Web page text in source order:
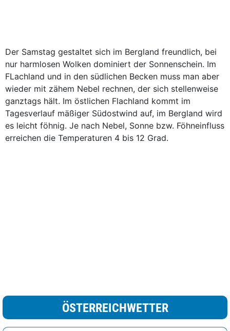
Der Samstag gestaltet sich im Bergland freundlich, bei
nur harmlosen Wolken dominiert der Sonnenschein. Im
FLachland und in den südlichen Becken muss man aber
wieder mit zähem Nebel rechnen, der sich stellenweise
ganztags hält. Im östlichen Flachland kommt im
Tagesverlauf mäßiger Südostwind auf, im Bergland wird
es leicht föhnig. Je nach Nebel, Sonne bzw. Föhneinfluss
erreichen die Temperaturen 4 bis 12 Grad.
ÖSTERREICHWETTER